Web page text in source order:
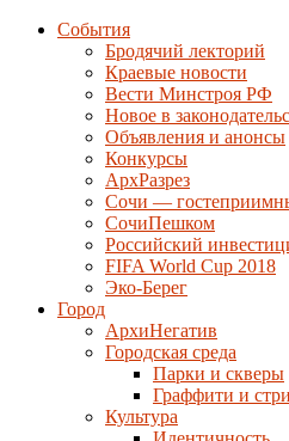
События
Бродячий лекторий
Краевые новости
Вести Минстроя РФ
Новое в
Объявления и анонсы
Конкурсы
АрхРазрез
Сочи —
СочиПешком
Российский
FIFA World Cup 2018
Эко-Берег
Город
АрхиНегатив
Городская среда
Парки и скверы
Граффити и
Культура